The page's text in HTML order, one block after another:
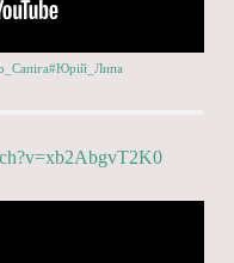
#Юрій_Липа